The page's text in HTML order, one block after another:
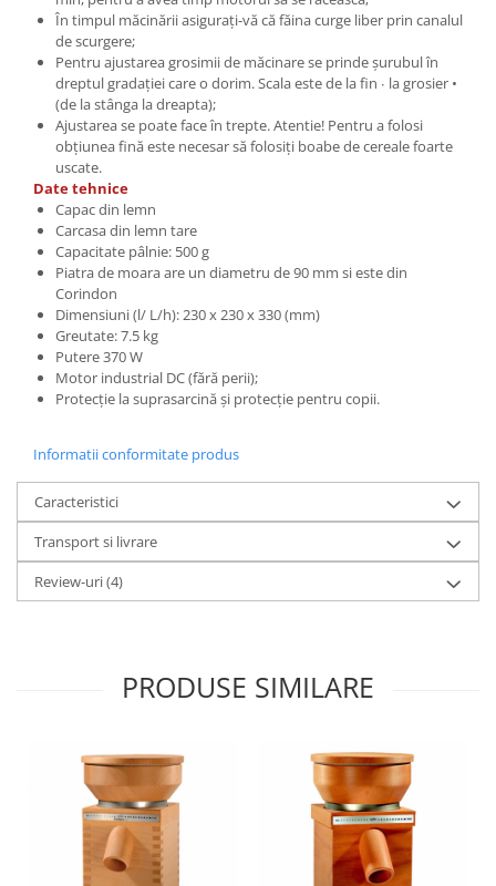
În timpul măcinării asiguraţi-vă că făina curge liber prin canalul
de scurgere;
Pentru ajustarea grosimii de măcinare se prinde şurubul în
dreptul gradaţiei care o dorim. Scala este de la fin ∙ la grosier •
(de la stânga la dreapta);
Ajustarea se poate face în trepte. Atentie! Pentru a folosi
obţiunea fină este necesar să folosiţi boabe de cereale foarte
uscate.
Date tehnice
Capac din lemn
Carcasa din lemn tare
Capacitate pâlnie: 500 g
Piatra de moara are un diametru de 90 mm si este din
Corindon
Dimensiuni (l/ L/h): 230 x 230 x 330 (mm)
Greutate: 7.5 kg
Putere 370 W
Motor industrial DC (fără perii);
Protecție la suprasarcină și protecție pentru copii.
Informatii conformitate produs
Caracteristici
Transport si livrare
Review-uri(4)
PRODUSE SIMILARE